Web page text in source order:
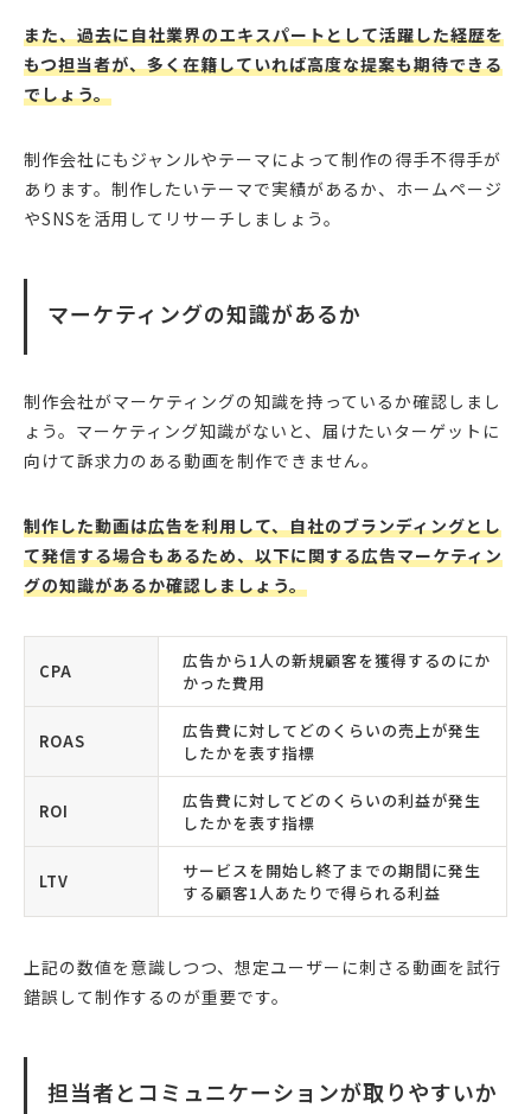
また、過去に自社業界のエキスパートとして活躍した経歴を
もつ担当者が、多く在籍していれば高度な提案も期待できる
でしょう。
制作会社にもジャンルやテーマによって制作の得手不得手が
あります。制作したいテーマで実績があるか、ホームページ
やSNSを活用してリサーチしましょう。
マーケティングの知識があるか
制作会社がマーケティングの知識を持っているか確認しまし
ょう。マーケティング知識がないと、届けたいターゲットに
向けて訴求力のある動画を制作できません。
制作した動画は広告を利用して、自社のブランディングとし
て発信する場合もあるため、以下に関する広告マーケティン
グの知識があるか確認しましょう。
CPA
広告から1人の新規顧客を獲得するのにか
かった費用
ROAS
広告費に対してどのくらいの売上が発生
したかを表す指標
ROI
広告費に対してどのくらいの利益が発生
したかを表す指標
LTV
サービスを開始し終了までの期間に発生
する顧客1人あたりで得られる利益
上記の数値を意識しつつ、想定ユーザーに刺さる動画を試行
錯誤して制作するのが重要です。
担当者とコミュニケーションが取りやすいか